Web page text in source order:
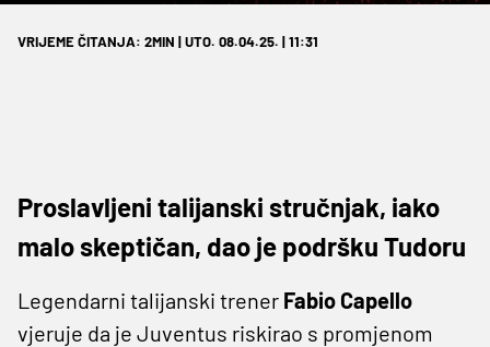
VRIJEME ČITANJA: 2MIN | UTO. 08.04.25. | 11:31
Proslavljeni talijanski stručnjak, iako
malo skeptičan, dao je podršku Tudoru
Legendarni talijanski trener Fabio Capello
vjeruje da je Juventus riskirao s promjenom